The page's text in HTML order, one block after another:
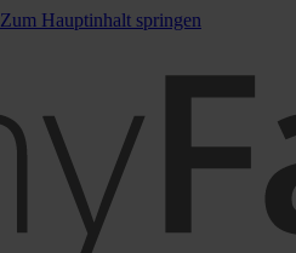
Zum Hauptinhalt springen